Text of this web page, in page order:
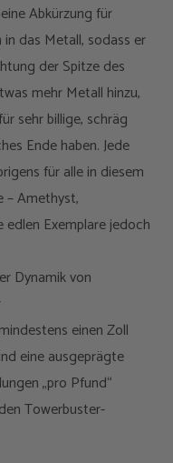
Abkürzung für
das Metall, sodass er
der Spitze des
mehr Metall hinzu,
sehr billige, schräg
Ende haben. Jede
für alle in diesem
– Amethyst,
edlen Exemplare jedoch
Dynamik von
einen Zoll
eine ausgeprägte
„pro Pfund“
Towerbuster-